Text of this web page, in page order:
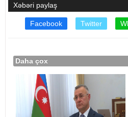
Xəbəri paylaş
Facebook Twitter
Daha çox